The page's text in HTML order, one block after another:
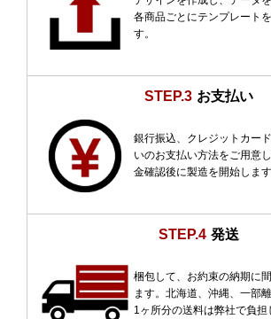
各商品ごとにテンプレート
す。
STEP.3 お支払い
銀行振込、クレジットカー
いのお支払い方法をご用意
金確認後に製造を開始します
STEP.4 発送
梱包して、お約束の納期に
ます。北海道、沖縄、一部
1ヶ所分の送料は弊社で負担